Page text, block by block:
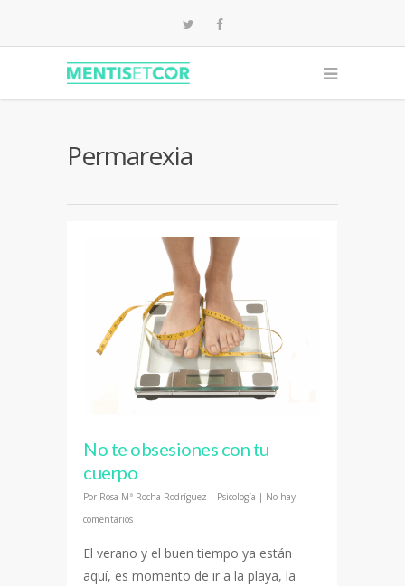
Permarexia
No te obsesiones con tu
cuerpo
Por Rosa Mª Rocha Rodríguez | Psicología | No hay
comentarios
El verano y el buen tiempo ya están
aquí, es momento de ir a la playa, la